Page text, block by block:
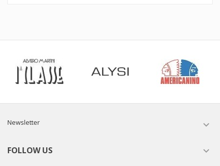
Newsletter 
FOLLOW US 